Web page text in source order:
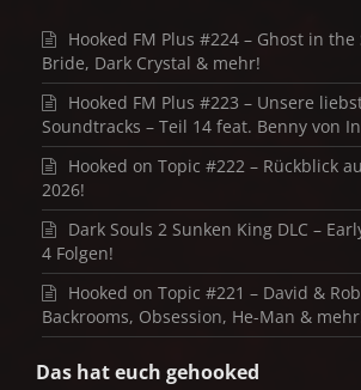
Hooked FM Plus #224 – Ghost in the
Bride, Dark Crystal & mehr!
Hooked FM Plus #223 – Unsere
Soundtracks – Teil 14 feat. Benny von
Hooked on Topic #222 – Rückblick
2026!
Dark Souls 2 Sunken King DLC –
4 Folgen!
Hooked on Topic #221 – David &
Backrooms, Obsession, He-Man &
Das hat euch gehooked